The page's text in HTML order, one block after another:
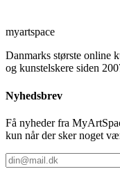
myartspace
Danmarks største online
og kunstelskere siden
Nyhedsbrev
Få nyheder fra
kun når der sker noget